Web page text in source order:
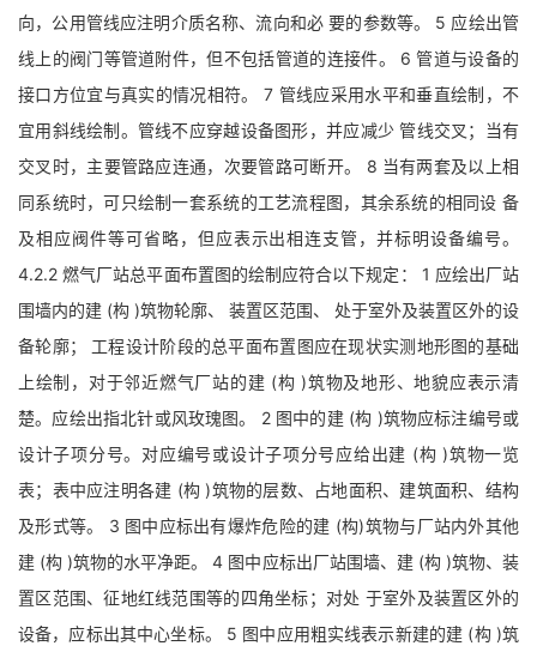
向，公用管线应注明介质名称、流向和必 要的参数等。 5 应绘出管
线上的阀门等管道附件，但不包括管道的连接件。 6 管道与设备的
接口方位宜与真实的情况相符。 7 管线应采用水平和垂直绘制，不
宜用斜线绘制。管线不应穿越设备图形，并应减少 管线交叉；当有
交叉时，主要管路应连通，次要管路可断开。 8 当有两套及以上相
同系统时，可只绘制一套系统的工艺流程图，其余系统的相同设 备
及相应阀件等可省略，但应表示出相连支管，并标明设备编号。
4.2.2 燃气厂站总平面布置图的绘制应符合以下规定： 1 应绘出厂站
围墙内的建 (构 )筑物轮廓、 装置区范围、 处于室外及装置区外的设
备轮廓； 工程设计阶段的总平面布置图应在现状实测地形图的基础
上绘制，对于邻近燃气厂站的建 (构 )筑物及地形、地貌应表示清
楚。应绘出指北针或风玫瑰图。 2 图中的建 (构 )筑物应标注编号或
设计子项分号。对应编号或设计子项分号应给出建 (构 )筑物一览
表；表中应注明各建 (构 )筑物的层数、占地面积、建筑面积、结构
及形式等。 3 图中应标出有爆炸危险的建 (构)筑物与厂站内外其他
建 (构 )筑物的水平净距。 4 图中应标出厂站围墙、建 (构 )筑物、装
置区范围、征地红线范围等的四角坐标；对处 于室外及装置区外的
设备，应标出其中心坐标。 5 图中应用粗实线表示新建的建 (构 )筑